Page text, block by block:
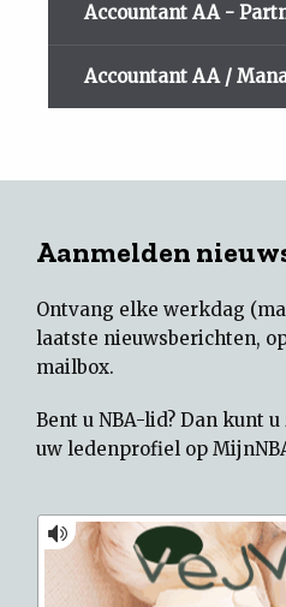
Accountant AA -
Accountant AA /
Aanmelden
Ontvang elke werkdag
laatste nieuwsberichten,
mailbox.
Bent u NBA-lid? Dan kunt
uw ledenprofiel op